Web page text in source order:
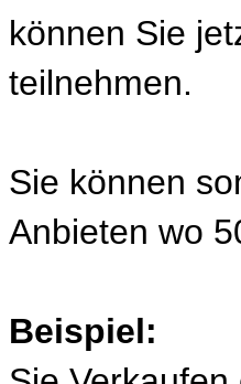
können Sie
teilnehmen.
Sie können
Anbieten wo
Beispiel: